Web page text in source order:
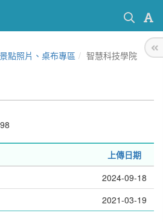
點照片、桌布專區 智慧科技學院
上傳日期
2024-09-18
2021-03-19